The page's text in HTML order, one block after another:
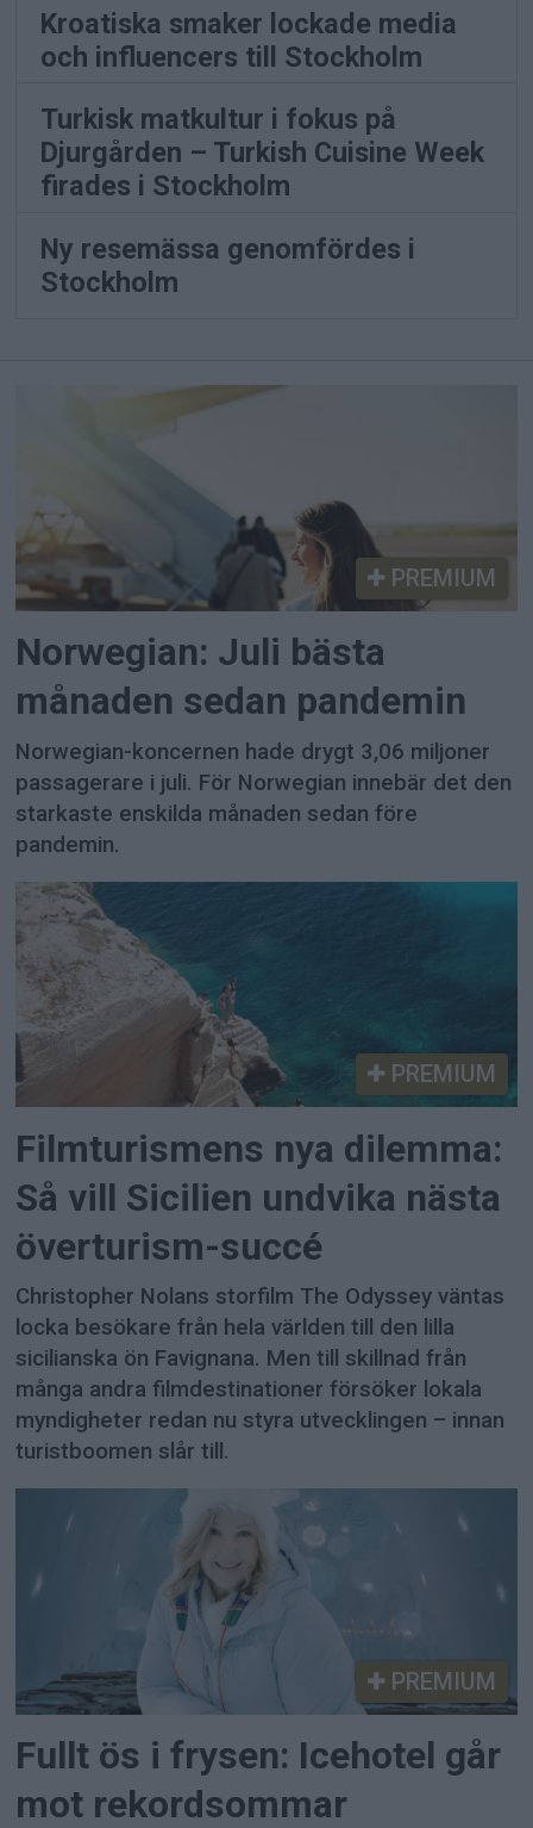
Kroatiska smaker lockade media
och influencers till Stockholm
Turkisk matkultur i fokus på
Djurgården – Turkish Cuisine Week
firades i Stockholm
Ny resemässa genomfördes i
Stockholm
PREMIUM
Norwegian: Juli bästa
månaden sedan pandemin
Norwegian-koncernen hade drygt 3,06 miljoner
passagerare i juli. För Norwegian innebär det den
starkaste enskilda månaden sedan före
pandemin.
PREMIUM
Filmturismens nya dilemma:
Så vill Sicilien undvika nästa
överturism-succé
Christopher Nolans storfilm The Odyssey väntas
locka besökare från hela världen till den lilla
sicilianska ön Favignana. Men till skillnad från
många andra filmdestinationer försöker lokala
myndigheter redan nu styra utvecklingen – innan
turistboomen slår till.
PREMIUM
Fullt ös i frysen: Icehotel går
mot rekordsommar